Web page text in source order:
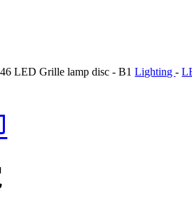
LED Grille lamp disc - B1Lighting-